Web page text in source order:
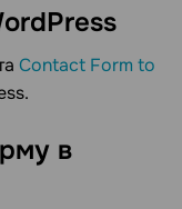
Contact Form to
в